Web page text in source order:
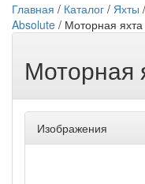
Главная / Каталог / Яхты /
Absolute / Моторная
Моторная
Изображения